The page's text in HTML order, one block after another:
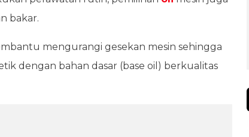
bakar.
mengurangi gesekan mesin sehingga
dengan bahan dasar (base oil) berkualitas